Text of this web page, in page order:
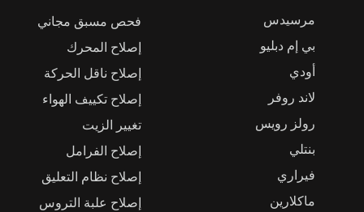
مرسيدس
بي إم دبليو
أودي
لاند روفر
رولز رويس
بنتلي
فيراري
ماكلارين
فحص مسبق مجاني
إصلاح المحرك
إصلاح ناقل الحركة
إصلاح تكييف الهواء
تغيير الزيت
إصلاح الفرامل
إصلاح نظام التعليق
إصلاح علبة التروس